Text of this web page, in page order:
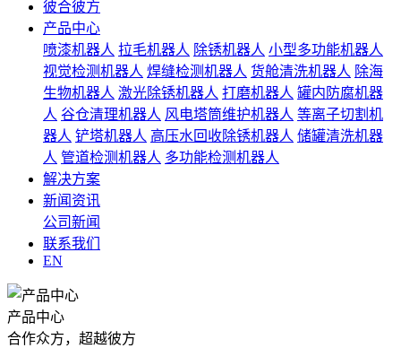
彼合彼方
产品中心
喷漆机器人 拉毛机器人 除锈机器人 小型多功能机器人
视觉检测机器人 焊缝检测机器人 货舱清洗机器人 除海
生物机器人 激光除锈机器人 打磨机器人 罐内防腐机器
人 谷仓清理机器人 风电塔筒维护机器人 等离子切割机
器人 铲塔机器人 高压水回收除锈机器人 储罐清洗机器
人 管道检测机器人 多功能检测机器人
解决方案
新闻资讯
公司新闻
联系我们
EN
产品中心
合作众方，超越彼方